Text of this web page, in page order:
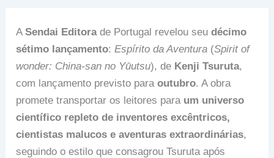
ASendai Editorade Portugal revelou seudécimo
sétimo lançamento:Espírito da Aventura (Spirit of
wonder: China-san no Yūutsu), de Kenji Tsuruta,
com lançamento previsto paraoutubro. A obra
promete transportar os leitores para um universo
científico repleto de inventores excêntricos,
cientistas malucos e aventuras extraordinárias,
seguindo o estilo que consagrou Tsuruta após